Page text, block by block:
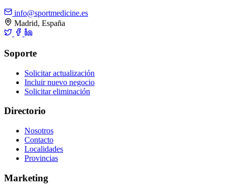
info@sportmedicine.es
Madrid, España
Soporte
Solicitar actualización
Incluir nuevo negocio
Solicitar eliminación
Directorio
Nosotros
Contacto
Localidades
Provincias
Marketing